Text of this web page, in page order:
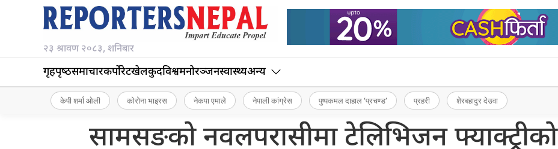
२३ श्रावण २०८३, शनिबार
गृहपृष्‍ठसमाचारकर्पोरेटखेलकुदविश्वमनोरञ्जनस्वास्थ्यअन्य
केपी शर्मा ओली कोरोना भाइरस नेकपा एमाले नेपाली कांग्रेस पुष्पकमल दाहाल ‘प्रचण्ड’ प्रहरी शेरबहादुर देउवा
सामसङको नवलपरासीमा टेलिभिजन फ्याक्ट्रीको